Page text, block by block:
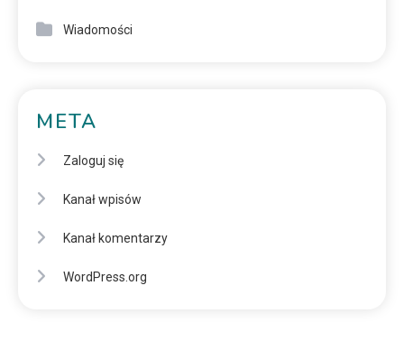
Wiadomości
META
Zaloguj się
Kanał wpisów
Kanał komentarzy
WordPress.org